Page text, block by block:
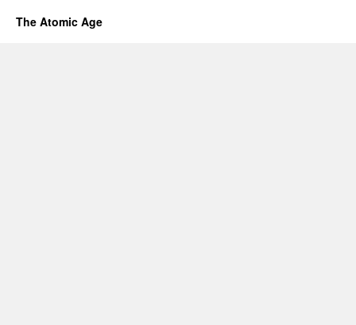
The Atomic Age